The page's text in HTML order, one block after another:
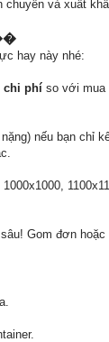
chuyển và xuất
hay này nhé:
chi phí so với mua
nếu bạn chỉ
Gom đơn